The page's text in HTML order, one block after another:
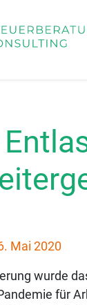
Mai 2020
wurde
für